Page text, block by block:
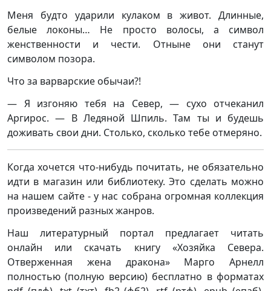
Меня будто ударили кулаком в живот. Длинные,
белые локоны… Не просто волосы, а символ
женственности и чести. Отныне они станут
символом позора.
Что за варварские обычаи?!
— Я изгоняю тебя на Север, — сухо отчеканил
Аргирос. — В Ледяной Шпиль. Там ты и будешь
доживать свои дни. Столько, сколько тебе отмеряно.
Когда хочется что-нибудь почитать, не обязательно
идти в магазин или библиотеку. Это сделать можно
на нашем сайте - у нас собрана огромная коллекция
произведений разных жанров.
Наш литературный портал предлагает читать
онлайн или скачать книгу «Хозяйка Севера.
Отверженная жена дракона» Марго Арнелл
полностью (полную версию) бесплатно в форматах